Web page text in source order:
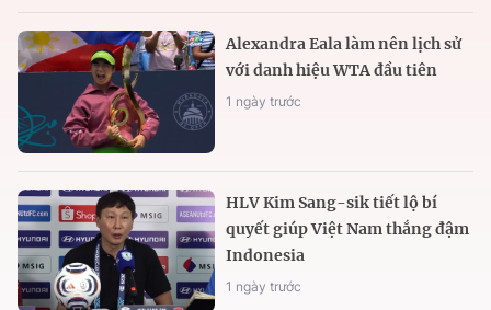
Alexandra Eala làm nên lịch sử
với danh hiệu WTA đầu tiên
1 ngày trước
HLV Kim Sang-sik tiết lộ bí
quyết giúp Việt Nam thắng đậm
Indonesia
1 ngày trước